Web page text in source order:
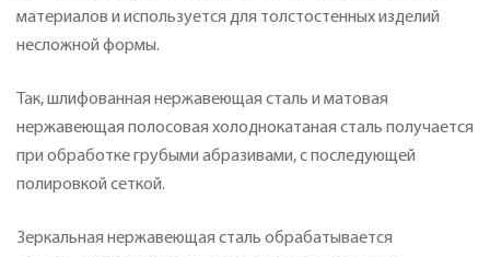
материалов и используется для толстостенных изделий
несложной формы.
Так, шлифованная нержавеющая сталь и матовая
нержавеющая полосовая холоднокатаная сталь получается
при обработке грубыми абразивами, с последующей
полировкой сеткой.
Зеркальная нержавеющая сталь обрабатывается